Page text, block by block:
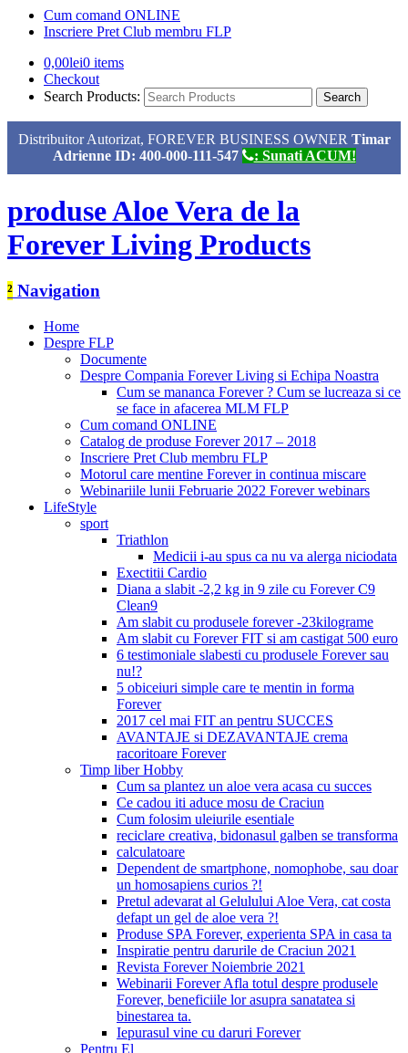
Cum comand ONLINE
Inscriere Pret Club membru FLP
0,00lei0 items
Checkout
Search Products:
Distribuitor Autorizat, FOREVER BUSINESS OWNER Timar
Adrienne ID: 400-000-111-547
: Sunati ACUM!
produse Aloe Vera de la
Forever Living Products
² Navigation
Home
Despre FLP
Documente
Despre Compania Forever Living si Echipa Noastra
Cum se mananca Forever ? Cum se lucreaza si ce
se face in afacerea MLM FLP
Cum comand ONLINE
Catalog de produse Forever 2017 – 2018
Inscriere Pret Club membru FLP
Motorul care mentine Forever in continua miscare
Webinariile lunii Februarie 2022 Forever webinars
LifeStyle
sport
Triathlon
Medicii i-au spus ca nu va alerga niciodata
Exectitii Cardio
Diana a slabit -2,2 kg in 9 zile cu Forever C9
Clean9
Am slabit cu produsele forever -23kilograme
Am slabit cu Forever FIT si am castigat 500 euro
6 testimoniale slabesti cu produsele Forever sau
nu!?
5 obiceiuri simple care te mentin in forma
Forever
2017 cel mai FIT an pentru SUCCES
AVANTAJE si DEZAVANTAJE crema
racoritoare Forever
Timp liber Hobby
Cum sa plantez un aloe vera acasa cu succes
Ce cadou iti aduce mosu de Craciun
Cum folosim uleiurile esentiale
reciclare creativa, bidonasul galben se transforma
calculatoare
Dependent de smartphone, nomophobe, sau doar
un homosapiens curios ?!
Pretul adevarat al Gelulului Aloe Vera, cat costa
defapt un gel de aloe vera ?!
Produse SPA Forever, experienta SPA in casa ta
Inspiratie pentru darurile de Craciun 2021
Revista Forever Noiembrie 2021
Webinarii Forever Afla totul despre produsele
Forever, beneficiile lor asupra sanatatea si
binestarea ta.
Iepurasul vine cu daruri Forever
Pentru El